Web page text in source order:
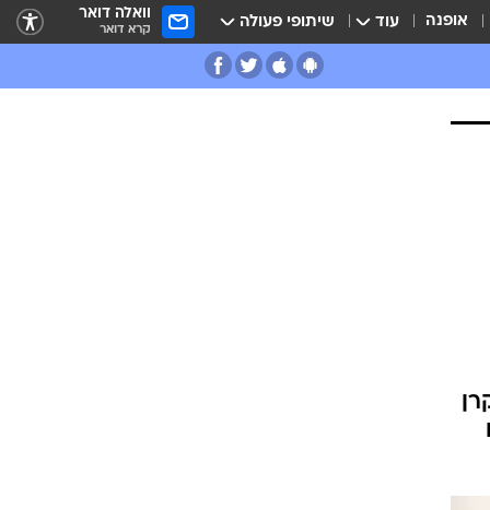
אופנה עוד שיתופי פעולה וואלה דואר
קרא דואר